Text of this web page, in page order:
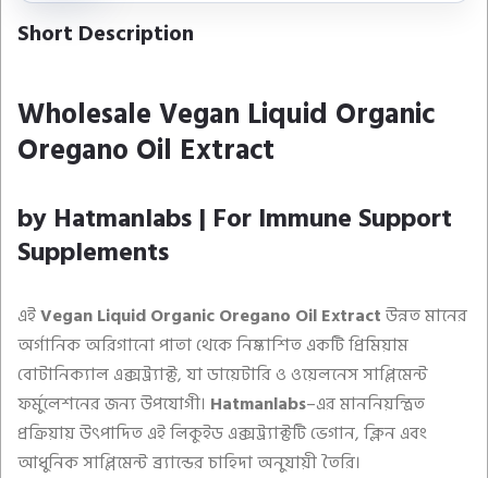
Short Description
Wholesale Vegan Liquid Organic
Oregano Oil Extract
by Hatmanlabs | For Immune Support
Supplements
এইVegan Liquid Organic Oregano Oil Extractউন্নত মানের
অর্গানিক অরিগানো পাতা থেকে নিষ্কাশিত একটি প্রিমিয়াম
বোটানিক্যাল এক্সট্র্যাক্ট, যা ডায়েটারি ও ওয়েলনেস সাপ্লিমেন্ট
ফর্মুলেশনের জন্য উপযোগী। Hatmanlabs–এর মাননিয়ন্ত্রিত
প্রক্রিয়ায় উৎপাদিত এই লিকুইড এক্সট্র্যাক্টটি ভেগান, ক্লিন এবং
আধুনিক সাপ্লিমেন্ট ব্র্যান্ডের চাহিদা অনুযায়ী তৈরি।